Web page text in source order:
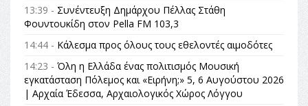
13:39 - Συνέντευξη Δημάρχου Πέλλας Στάθη
Φουντουκίδη στον Pella FM 103,3
14:44 - Κάλεσμα προς όλους τους εθελοντές αιμοδότες
14:23 - Όλη η Ελλάδα ένας πολιτισμός Μουσική
εγκατάσταση Πόλεμος και «Ειρήνη;» 5, 6 Αυγούστου 2026
| Αρχαία Έδεσσα, Αρχαιολογικός Χώρος Λόγγου